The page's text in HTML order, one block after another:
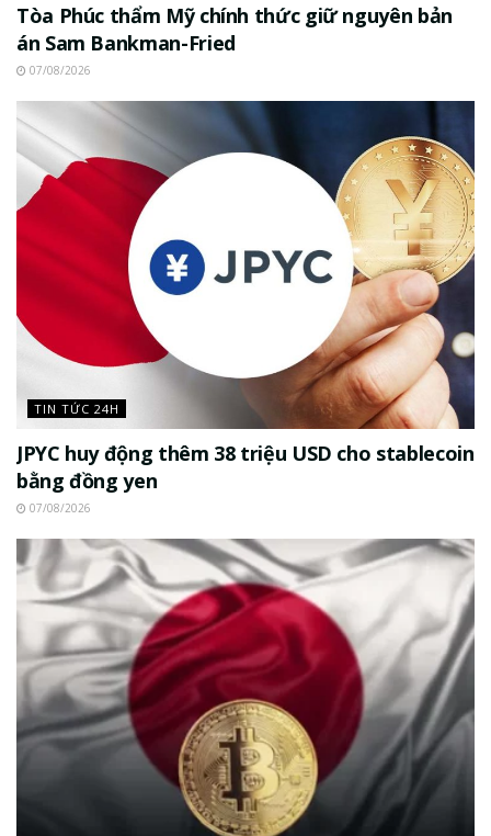
Tòa Phúc thẩm Mỹ chính thức giữ nguyên bản
án Sam Bankman-Fried
07/08/2026
TIN TỨC 24H
JPYC huy động thêm 38 triệu USD cho stablecoin
bằng đồng yen
07/08/2026